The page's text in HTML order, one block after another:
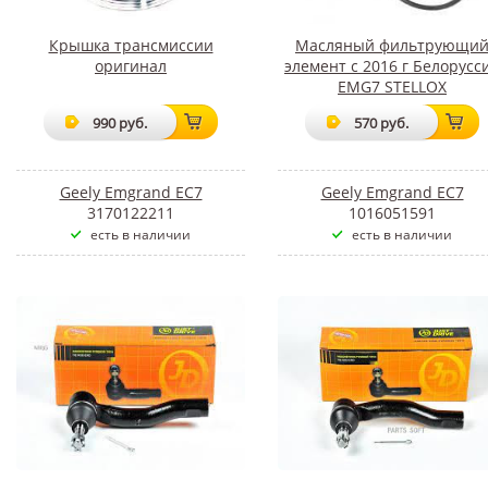
Крышка трансмиссии
оригинал
990 руб.
Geely Emgrand EC7
3170122211
есть в наличии
Масляный фильтрующий
элемент с 2016 г
EMG7 STELLOX
570 руб.
Geely Emgrand EC7
1016051591
есть в наличии